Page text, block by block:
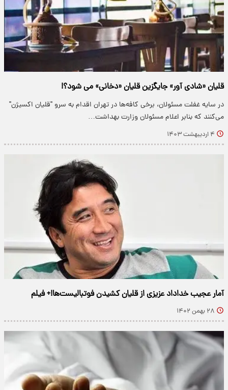
قلیان «شادی آور» جایگزین قلیان «دخانی» می شود؟!
در سایه غفلت مسئولان، برخی کافه‌ها در تهران اقدام به سرو "قلیان اکسیژن"
می‌کنند که بنابر اعلام مسئولان وزارت بهداشت…
۴ اردیبهشت ۱۴۰۳
آمار عجیب خداداد عزیزی از قلیان کشیدن فوتبالیست‌ها!+ فیلم
۲۸ بهمن ۱۴۰۲